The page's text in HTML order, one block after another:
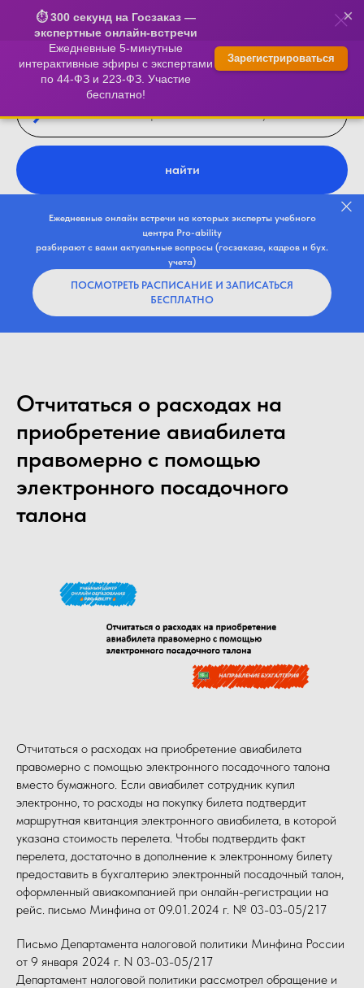
×
⏱️ 300 секунд на Госзаказ —
экспертные онлайн-встречи
Ежедневные 5-минутные
интерактивные эфиры с экспертами
по 44-ФЗ и 223-ФЗ. Участие
бесплатно!
Зарегистрироваться
найти
Ежедневные онлайн встречи на которых эксперты учебного
центра Pro-ability
разбирают с вами актуальные вопросы (госзаказа, кадров и бух.
учета)
ПОСМОТРЕТЬ РАСПИСАНИЕ И ЗАПИСАТЬСЯ
БЕСПЛАТНО
Отчитаться о расходах на
приобретение авиабилета
правомерно с помощью
электронного посадочного
талона
Отчитаться о расходах на приобретение авиабилета
правомерно с помощью электронного посадочного талона
вместо бумажного. Если авиабилет сотрудник купил
электронно, то расходы на покупку билета подтвердит
маршрутная квитанция электронного авиабилета, в которой
указана стоимость перелета. Чтобы подтвердить факт
перелета, достаточно в дополнение к электронному билету
предоставить в бухгалтерию электронный посадочный талон,
оформленный авиакомпанией при онлайн-регистрации на
рейс. письмо Минфина от 09.01.2024 г. № 03-03-05/217
Письмо Департамента налоговой политики Минфина России
от 9 января 2024 г. N 03-03-05/217
Департамент налоговой политики рассмотрел обращение и